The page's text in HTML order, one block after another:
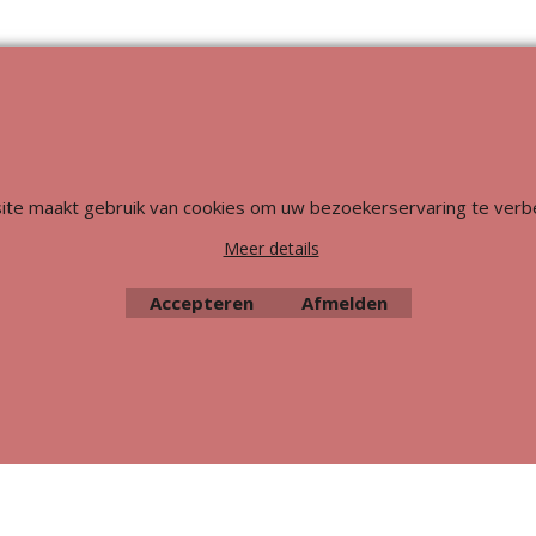
maakt gebruik van cookies om uw bezoekerservaring te
Meer details
Accepteren Afmelden